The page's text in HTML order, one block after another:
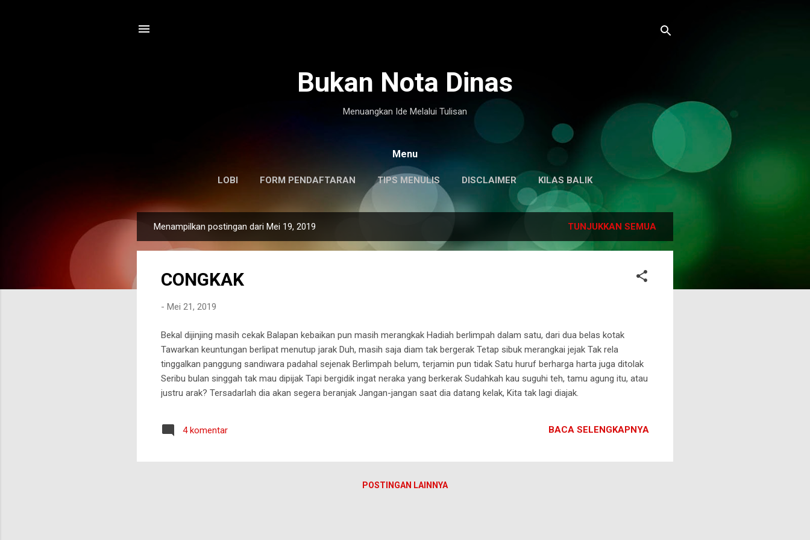
Bukan Nota Dinas
Menuangkan Ide Melalui Tulisan
Menu
LOBI FORM PENDAFTARAN TIPS MENULIS DISCLAIMER KILAS BALIK
o
Menampilkan postingan dari Mei 19, 2019 TUNJUKKAN SEMUA
CONGKAK
- Mei 21, 2019
Bekal dijinjing masih cekak Balapan kebaikan pun masih merangkak Hadiah berlimpah dalam satu, dari dua belas kotak
Tawarkan keuntungan berlipat menutup jarak Duh, masih saja diam tak bergerak Tetap sibuk merangkai jejak Tak rela
tinggalkan panggung sandiwara padahal sejenak Berlimpah belum, terjamin pun tidak Satu huruf berharga harta juga ditolak
Seribu bulan singgah tak mau dipijak Tapi bergidik ingat neraka yang berkerak Sudahkah kau suguhi teh, tamu agung itu, atau
justru arak? Tersadarlah dia akan segera beranjak Jangan-jangan saat dia datang kelak, Kita tak lagi diajak.
4 komentar BACA SELENGKAPNYA
POSTINGAN LAINNYA